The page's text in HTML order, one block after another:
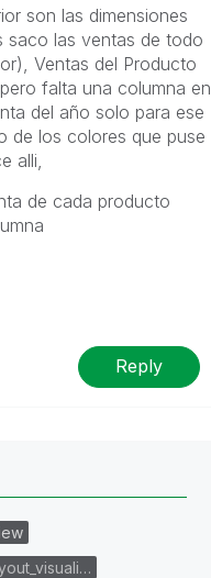
son las dimensiones
saco las ventas de todo
Ventas del Producto
falta una columna en
del año solo para ese
de los colores que puse
alli,
de cada producto
Reply